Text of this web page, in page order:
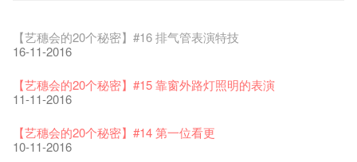
11-12-2025
30-12-2024
28-12-2023
07-12-2020
06-08-2020
03-08-2020
17-03-2020
28-01-2020
24-01-2020
23-05-2019
15-04-2019
11-04-2019
Colette现已重开
19-12-2018
陶‧茗 台湾陶艺名家展 ︰ 李贤治‧翁士杰‧赖孝哲 展览
18-12-2018
WANTED!
04-09-2018
格外地创 : 艺穗会的故事
22-03-2018
格外地创 : 艺穗会的故事
20-03-2018
格外地创 : 艺穗会的故事
19-03-2018
晒艺术@艺穗会
01-11-2017
🎃万圣节 · 艺穗会 · 有啲野
26-10-2017
WE ARE RECRUITING!
19-10-2017
情诗一首
24-07-2017
Notice: *MICFR tonight at 7pm*
23-07-2017
Photo credit: John Fung
14-07-2017
艺穗会仝人敬贺各位：丁酉年新春大吉！🍊
24-01-2017
注意: 设于艺穗会之快达票售票处将于2017年1月14日(六)后结
束营运
【艺穗会的圣诞礼"密"】#2 前世的秘密
【艺穗会的20个秘密】#16 排气管表演特技
16-11-2016
【艺穗会的20个秘密】#15 靠窗外路灯照明的表演
11-11-2016
【艺穗会的20个秘密】#14 第一位看更
10-11-2016